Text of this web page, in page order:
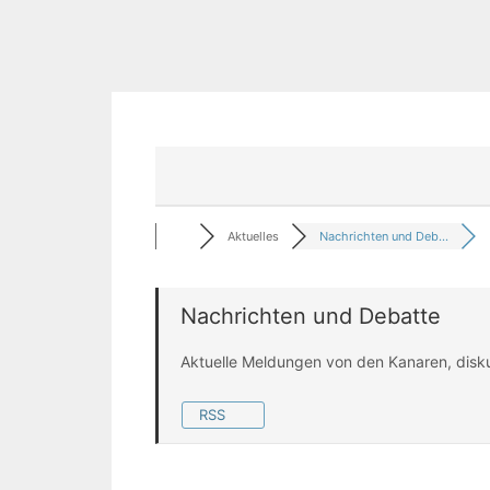
Aktuelles Nachrichten und Deb...
Nachrichten und Debatte
Aktuelle Meldungen von den Kanaren,
RSS